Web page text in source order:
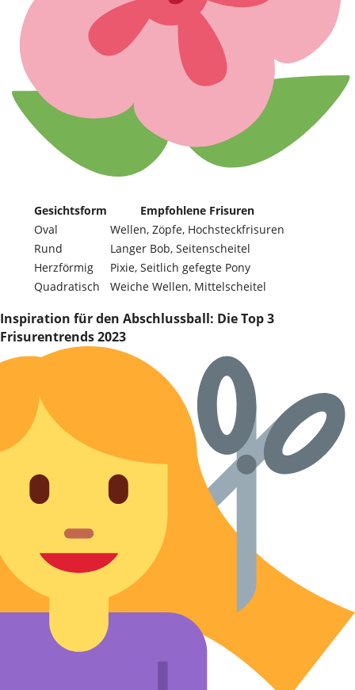
Gesichtsform
Empfohlene Frisuren
Oval
Wellen, Zöpfe, Hochsteckfrisuren
Rund
Langer Bob, Seitenscheitel
Herzförmig
Pixie, Seitlich gefegte Pony
Quadratisch
Weiche Wellen, Mittelscheitel
Inspiration für den Abschlussball: Die Top 3
Frisurentrends 2023